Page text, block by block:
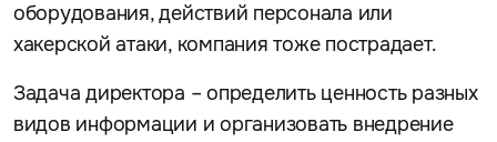
оборудования, действий персонала или
хакерской атаки, компания тоже пострадает.
Задача директора – определить ценность разных
видов информации и организовать внедрение